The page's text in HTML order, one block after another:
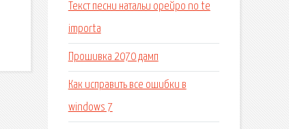
Текст песни натальи орейро no te
importa
Прошивка 2070 дамп
Как исправить все ошибки в
windows 7